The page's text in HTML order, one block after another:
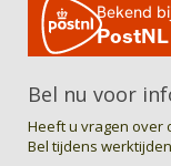
Bel nu voor
Heeft u vragen over
Bel tijdens werktijden